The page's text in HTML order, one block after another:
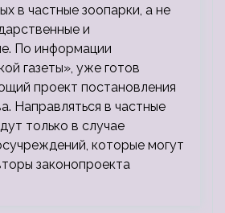
в частные зоопарки, а не
и
По информации
газеты», уже готов
проект постановления
Направляться в частные
только в случае
которые могут
законопроекта